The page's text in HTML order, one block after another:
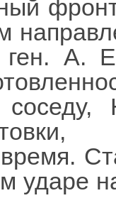
ген. А.
ударе